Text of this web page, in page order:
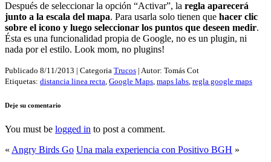
Después de seleccionar la opción “Activar”, la regla aparecerá
junto a la escala del mapa. Para usarla solo tienen que hacer clic
sobre el icono y luego seleccionar los puntos que deseen medir.
Ésta es una funcionalidad propia de Google, no es un plugin, ni
nada por el estilo. Look mom, no plugins!
Publicado 8/11/2013 | Categoria Trucos | Autor: Tomás Cot
Etiquetas: distancia linea recta, Google Maps, maps labs, regla google maps
Deje su comentario
You must be logged in to post a comment.
« Angry Birds Go Una mala experiencia con Positivo BGH »